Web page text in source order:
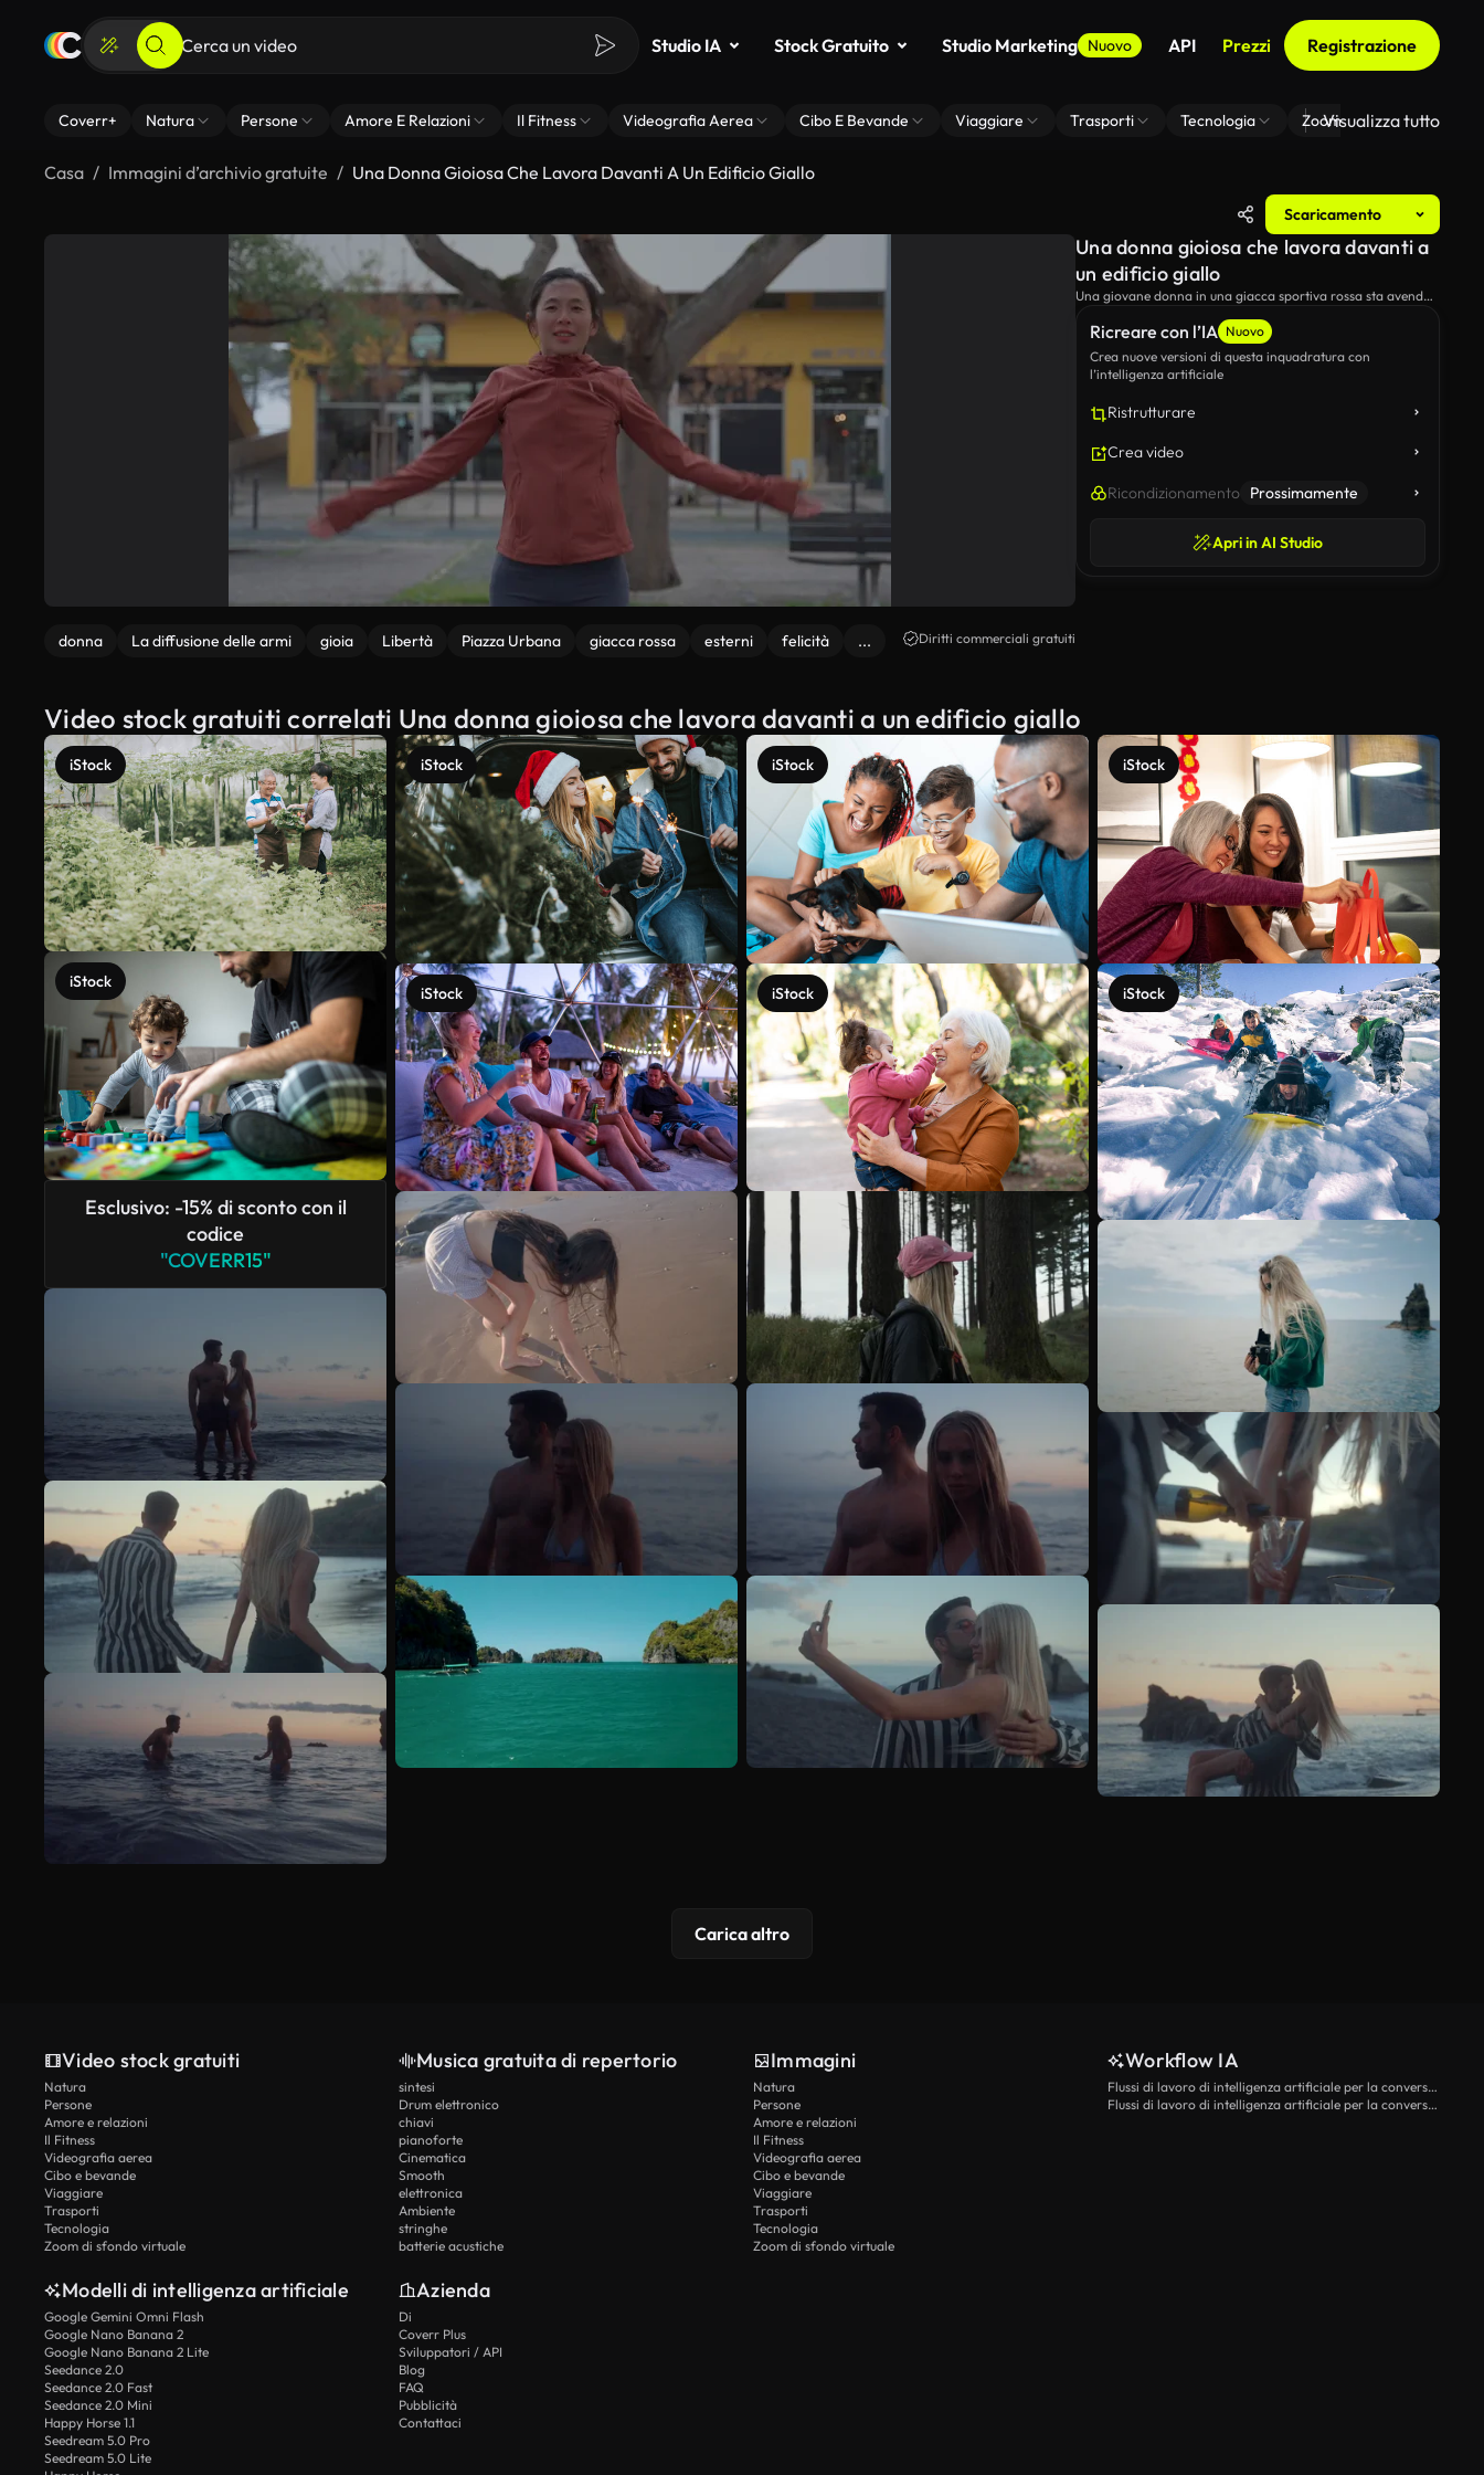
Studio IA Stock Gratuito Studio Marketing Nuovo API Prezzi Registrazione
Coverr+ Natura Persone Amore E Relazioni Il Fitness Videografia Aerea Cibo E Bevande Viaggiare Trasporti Tecnologia Zoom Di Sfondo Virtuale
Visualizza tutto
Casa Immagini d’archivio gratuite Una Donna Gioiosa Che Lavora Davanti A Un Edificio Giallo
Scaricamento
donna La diffusione delle armi gioia Libertà Piazza Urbana giacca rossa esterni felicità ... Diritti commerciali gratuiti
Ricreare con l’IA Nuovo
Crea nuove versioni di questa inquadratura con
l’intelligenza artificiale
Ristrutturare
Crea video
Ricondizionamento Prossimamente
Apri in AI Studio
Una donna gioiosa che lavora davanti a
un edificio giallo
Una giovane donna in una giacca sportiva rossa sta avendo
ambiente urbano.
Video stock gratuiti correlati Una donna gioiosa che lavora davanti a un edificio giallo
iStock
iStock
Esclusivo: -15% di sconto con il
codice
"COVERR15"
iStock
iStock
iStock
iStock
iStock
iStock
Scopri di più
Carica altro
Video stock gratuiti
Natura
Persone
Amore e relazioni
Il Fitness
Videografia aerea
Cibo e bevande
Viaggiare
Trasporti
Tecnologia
Zoom di sfondo virtuale
Musica gratuita di repertorio
sintesi
Drum elettronico
chiavi
pianoforte
Cinematica
Smooth
elettronica
Ambiente
stringhe
batterie acustiche
Immagini
Natura
Persone
Amore e relazioni
Il Fitness
Videografia aerea
Cibo e bevande
Viaggiare
Trasporti
Tecnologia
Zoom di sfondo virtuale
Workflow IA
Flussi di lavoro di intelligenza artificiale per la conversione da testo a video
Flussi di lavoro di intelligenza artificiale per la conversione di immagini in video
Modelli di intelligenza artificiale
Google Gemini Omni Flash
Google Nano Banana 2
Google Nano Banana 2 Lite
Seedance 2.0
Seedance 2.0 Fast
Seedance 2.0 Mini
Happy Horse 1.1
Seedream 5.0 Pro
Seedream 5.0 Lite
Azienda
Di
Coverr Plus
Sviluppatori / API
Blog
FAQ
Pubblicità
Contattaci